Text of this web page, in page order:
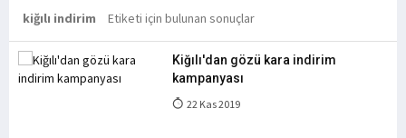
kiğılı indirim Etiketi için bulunan sonuçlar
Kiğılı'dan gözü kara indirim
kampanyası
22 Kas 2019